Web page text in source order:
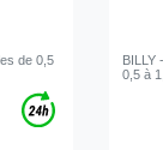
de 0,5
BILLY
0,5 à